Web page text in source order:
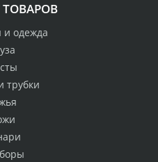
ТОВАРОВ
одежда
трубки